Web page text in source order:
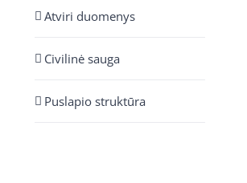
Atviri duomenys
Civilinė sauga
Puslapio struktūra